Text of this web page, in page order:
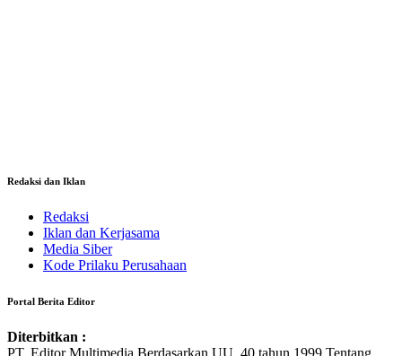
Redaksi dan Iklan
Redaksi
Iklan dan Kerjasama
Media Siber
Kode Prilaku Perusahaan
Portal Berita Editor
Diterbitkan :
PT. Editor Multimedia Berdasarkan UU. 40 tahun 1999 Tentang